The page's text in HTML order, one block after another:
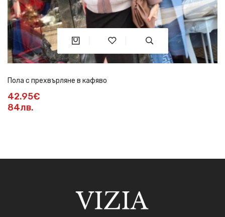
Пола с прехвърляне в кафяво
42.95€
84лв.